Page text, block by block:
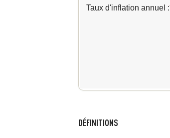
Taux d'inflation annuel :
DÉFINITIONS